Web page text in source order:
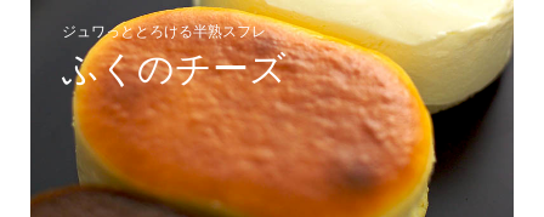
ジュワっととろける半熟スフレ
ふくのチーズ